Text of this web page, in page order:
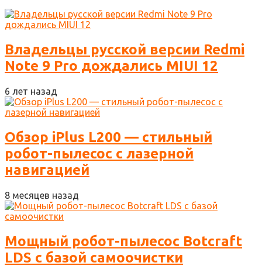
Владельцы русской версии Redmi
Note 9 Pro дождались MIUI 12
6 лет назад
Обзор iPlus L200 — стильный
робот-пылесос с лазерной
навигацией
8 месяцев назад
Мощный робот-пылесос Botcraft
LDS с базой самоочистки